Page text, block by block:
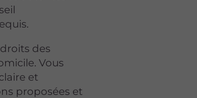
des
Vous
et
proposées et